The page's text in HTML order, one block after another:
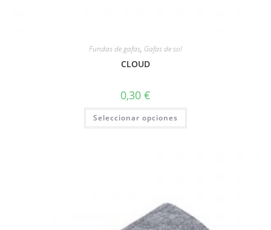
Fundas de gafas, Gafas de sol
CLOUD
0,30 €
Seleccionar opciones